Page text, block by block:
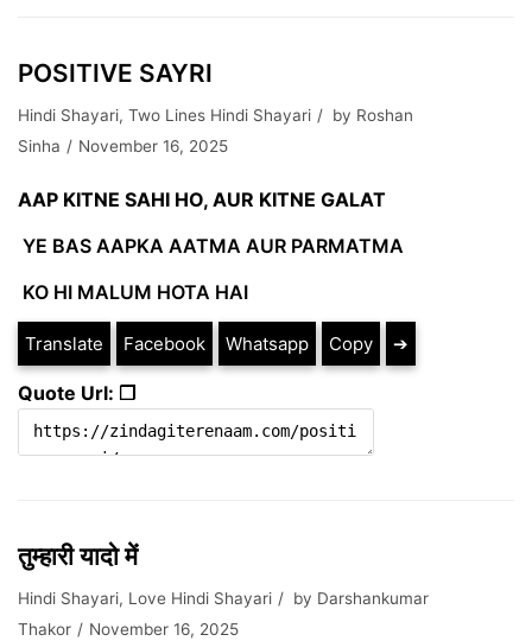
POSITIVE SAYRI
Hindi Shayari, Two Lines Hindi Shayari by Roshan
Sinha
November 16, 2025
AAP KITNE SAHI HO, AUR KITNE GALAT
YE BAS AAPKA AATMA AUR PARMATMA
KO HI MALUM HOTA HAI
Translate Facebook Whatsapp Copy ➔
Quote Url: ❐
तुम्हारी यादो में
Hindi Shayari, Love Hindi Shayari by Darshankumar
Thakor
November 16, 2025